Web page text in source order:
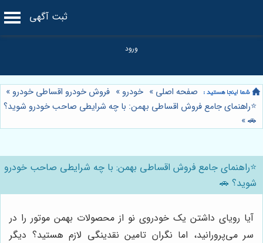
ثبت آگهی
صفحه اصلی » خودرو » فروش خودرو اقساطی خودرو »
⭐️راهنمای جامع فروش اقساطی بهمن: با چه شرایطی صاحب خودرو شوید؟
🚗
»
⭐️راهنمای جامع فروش اقساطی بهمن: با چه شرایطی صاحب خودرو
شوید؟ 🚗
آیا رویای داشتن یک خودروی نو از محصولات بهمن موتور را در
سر می‌پرورانید، اما نگران تامین نقدینگی لازم هستید؟ دیگر